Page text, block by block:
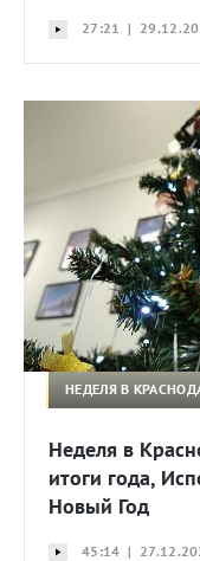
27:21 |
НЕДЕЛЯ В
Неделя в
итоги года,
Новый Год
45:14 |